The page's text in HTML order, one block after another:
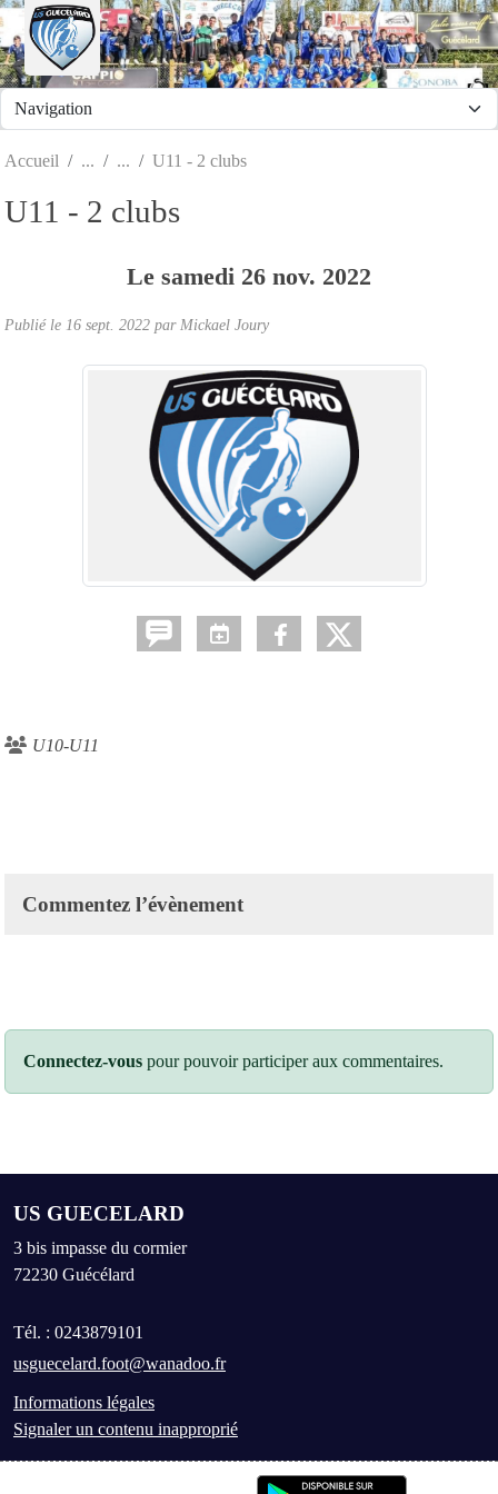
Accueil U11 - 2 clubs
U11 - 2 clubs
Le samedi 26 nov. 2022
Publié le 16 sept. 2022 par Mickael Joury
U10-U11
Commentez l’évènement
Connectez-vous pour pouvoir participer aux commentaires.
US GUECELARD
3 bis impasse du cormier
72230 Guécélard
Tél. : 0243879101
usguecelard.foot@wanadoo.fr
Informations légales
Signaler un contenu inapproprié
Panneau de gestion des cookies